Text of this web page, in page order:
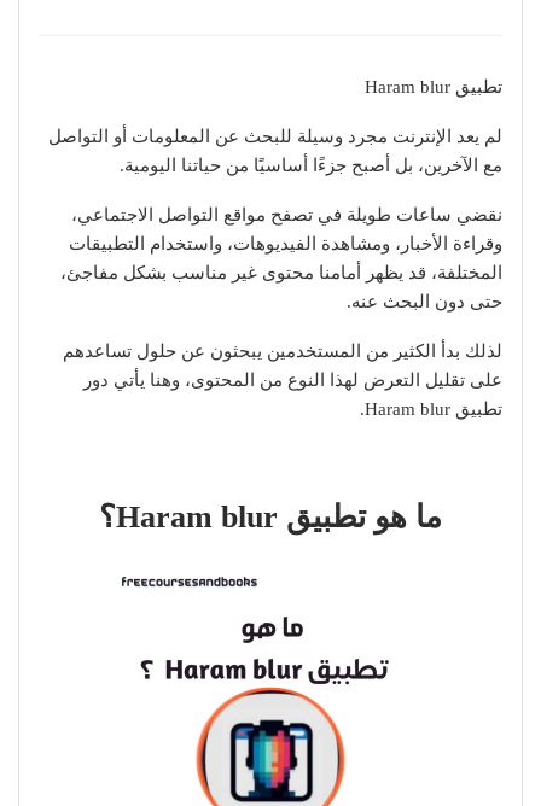
تطبيق Haram blur
لم يعد الإنترنت مجرد وسيلة للبحث عن المعلومات أو التواصل
مع الآخرين، بل أصبح جزءًا أساسيًا من حياتنا اليومية.
نقضي ساعات طويلة في تصفح مواقع التواصل الاجتماعي،
وقراءة الأخبار، ومشاهدة الفيديوهات، واستخدام التطبيقات
المختلفة، قد يظهر أمامنا محتوى غير مناسب بشكل مفاجئ،
حتى دون البحث عنه.
لذلك بدأ الكثير من المستخدمين يبحثون عن حلول تساعدهم
على تقليل التعرض لهذا النوع من المحتوى، وهنا يأتي دور
تطبيق Haram blur.
ما هو تطبيق Haram blur؟